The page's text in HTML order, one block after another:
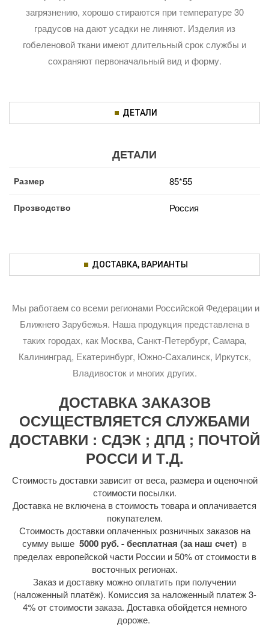
загрязнению, хорошо стираются при температуре 30
градусов на дают усадки не линяют. Изделия из
гобеленовой ткани имеют длительный срок службы и
сохраняют первоначальный вид и форму.
ДЕТАЛИ
ДЕТАЛИ
Размер 85*55
Прозводство Россия
ДОСТАВКА, ВАРИАНТЫ
Мы работаем со всеми регионами Российской Федерации и
Ближнего Зарубежья. Наша продукция представлена в
таких городах, как Москва, Санкт-Петербург, Самара,
Калининград, Екатеринбург, Южно-Сахалинск, Иркутск,
Владивосток и многих других.
ДОСТАВКА ЗАКАЗОВ
ОСУЩЕСТВЛЯЕТСЯ СЛУЖБАМИ
ДОСТАВКИ : СДЭК ; ДПД ; ПОЧТОЙ
РОССИ И Т.Д.
Стоимость доставки зависит от веса, размера и оценочной
стоимости посылки.
Доставка не включена в стоимость товара и оплачивается
покупателем.
Стоимость доставки оплаченных розничных заказов на
сумму выше 5000 руб. - бесплатная (за наш счет) в
пределах европейской части России и 50% от стоимости в
восточных регионах.
Заказ и доставку можно оплатить при получении
(наложенный платёж). Комиссия за наложенный платеж 3-
4% от стоимости заказа. Доставка обойдется немного
дороже.